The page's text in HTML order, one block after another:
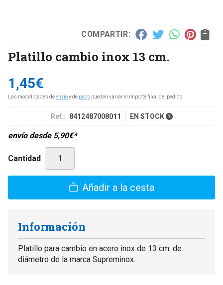
COMPARTIR:
Platillo cambio inox 13 cm.
1,45€
Las modalidades deenvíoy de pago pueden variar el importe final del pedido.
Ref.: 8412487008011 EN STOCK
envío desde 5,90€*
Cantidad
Añadir a la cesta
Información
Platillo para cambio en acero inox de 13 cm. de
diámetro de la marca Supreminox.